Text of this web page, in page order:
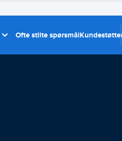
Ofte stilte spørsmålKundestøtte